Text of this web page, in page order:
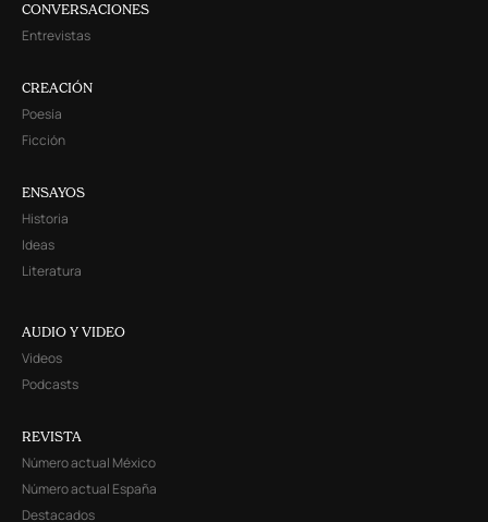
CONVERSACIONES
Entrevistas
CREACIÓN
Poesía
Ficción
ENSAYOS
Historia
Ideas
Literatura
AUDIO Y VIDEO
Videos
Podcasts
REVISTA
Número actual México
Número actual España
Destacados